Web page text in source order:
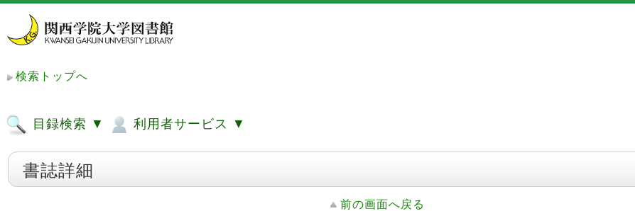
検索トップへ
目録検索 ▼ 利用者サービス ▼
書誌詳細
前の画面へ戻る